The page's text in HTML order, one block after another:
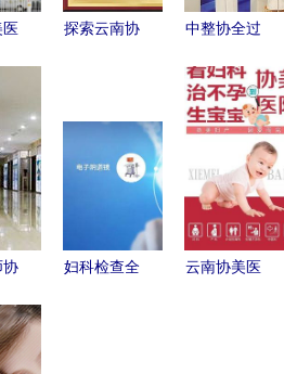
医
健
探索云南协
力健康
中整协全过
医院空美圣
医授牌仪式
圆满举行
协美医院荣
膺殊荣
协
中
妇科检查全
云南协美医